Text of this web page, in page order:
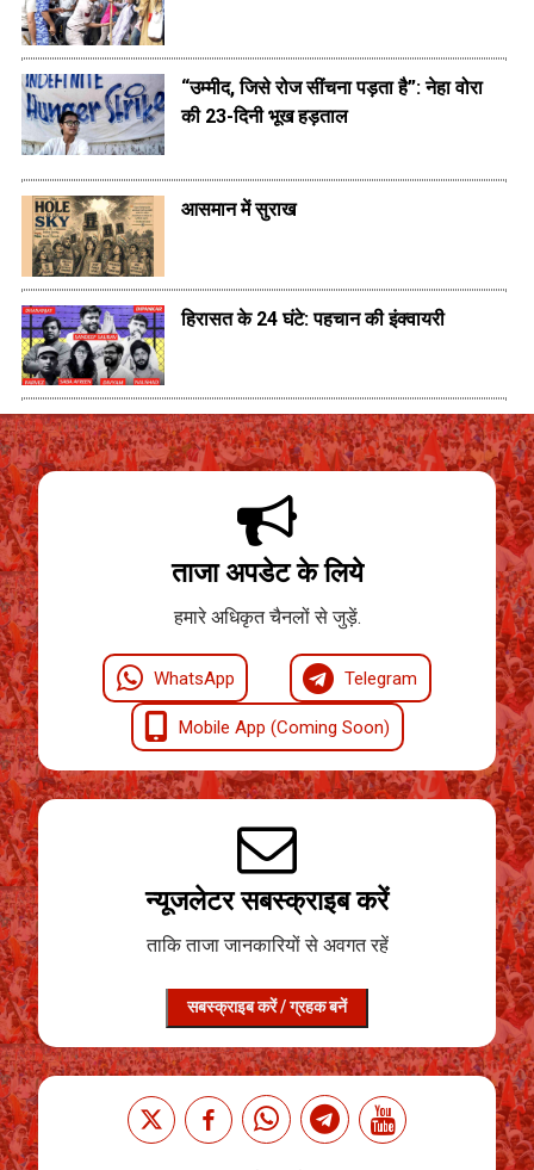
“उम्मीद, जिसे रोज सींचना पड़ता है”: नेहा वोरा
की 23-दिनी भूख हड़ताल
आसमान में सुराख
हिरासत के 24 घंटे: पहचान की इंक्वायरी
ताजा अपडेट के लिये
हमारे अधिकृत चैनलों से जुड़ें.
WhatsApp Telegram
Mobile App (Coming Soon)
न्यूजलेटर सबस्क्राइब करें
ताकि ताजा जानकारियों से अवगत रहें
सबस्क्राइब करें / ग्रहक बनें